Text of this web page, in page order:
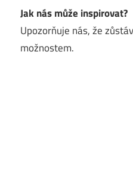
Jak nás může inspirovat?
Upozorňuje nás, že
možnostem.